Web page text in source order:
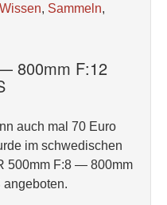
Wissen, Sammeln,
800mm F:12
auch mal 70 Euro
im schwedischen
500mm F:8 — 800mm
angeboten.